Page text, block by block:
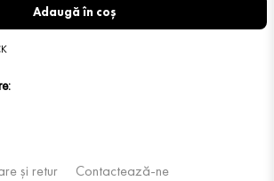
Adaugă în coș
și retur Contactează-ne